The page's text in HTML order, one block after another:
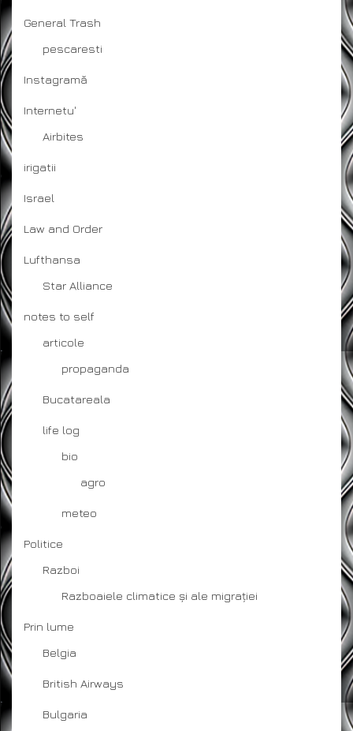
General Trash
pescaresti
Instagramă
Internetu'
Airbites
irigatii
Israel
Law and Order
Lufthansa
Star Alliance
notes to self
articole
propaganda
Bucatareala
life log
bio
agro
meteo
Politice
Razboi
Razboaiele climatice și ale migrației
Prin lume
Belgia
British Airways
Bulgaria